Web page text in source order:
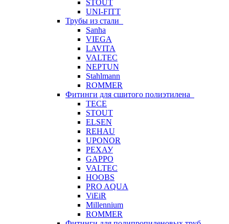
STOUT
UNI-FITT
Трубы из стали
Sanha
VIEGA
LAVITA
VALTEC
NEPTUN
Stahlmann
ROMMER
Фитинги для сшитого полиэтилена
TECE
STOUT
ELSEN
REHAU
UPONOR
РЕХАУ
GAPPO
VALTEC
HOOBS
PRO AQUA
ViEiR
Millennium
ROMMER